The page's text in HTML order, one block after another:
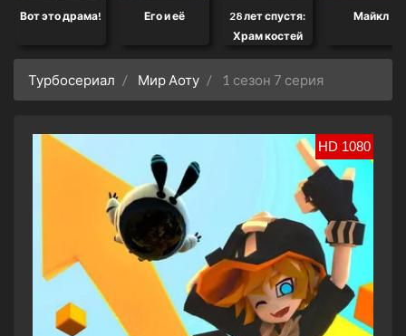
Вот это драма! Его и её
28 лет спустя:
Храм костей
Майкл
Турбосериал Мир Аоту 1 сезон 7 серия
HD 1080